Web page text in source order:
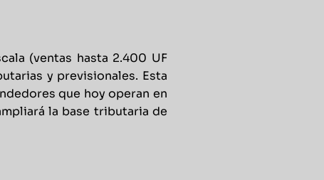
(ventas hasta 2.400 UF
y previsionales. Esta
que hoy operan en
la base tributaria de